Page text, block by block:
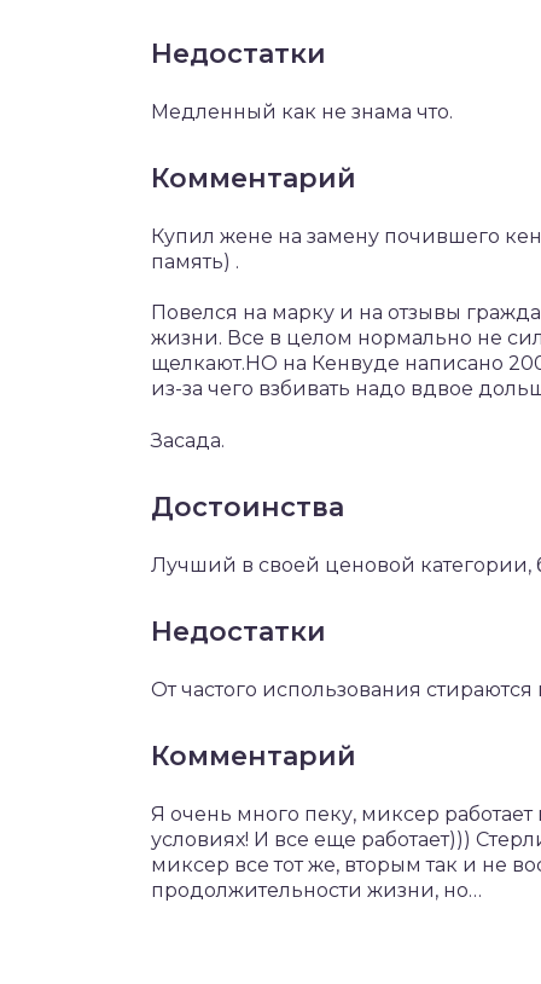
Недостатки
Медленный как не знама что.
Комментарий
Купил жене на замену почившего
память) .
Повелся на марку и на отзывы
жизни. Все в целом нормально не
щелкают.НО на Кенвуде написано
из-за чего взбивать надо вдвое
Засада.
Достоинства
Лучший в своей ценовой категории,
Недостатки
От частого использования
Комментарий
Я очень много пеку, миксер
условиях! И все еще работает)))
миксер все тот же, вторым так и не
продолжительности жизни, но…